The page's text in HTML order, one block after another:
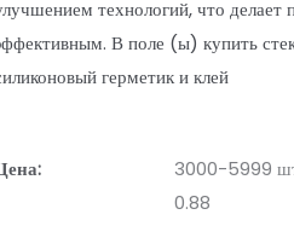
технологий, что делает
В поле (ы) купить
герметик и клей
3000-5999
0.88